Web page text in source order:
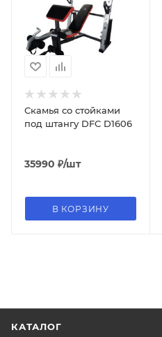
Скамья со стойками
под штангу DFC D1606
35990 ₽/шт
В КОРЗИНУ
КАТАЛОГ